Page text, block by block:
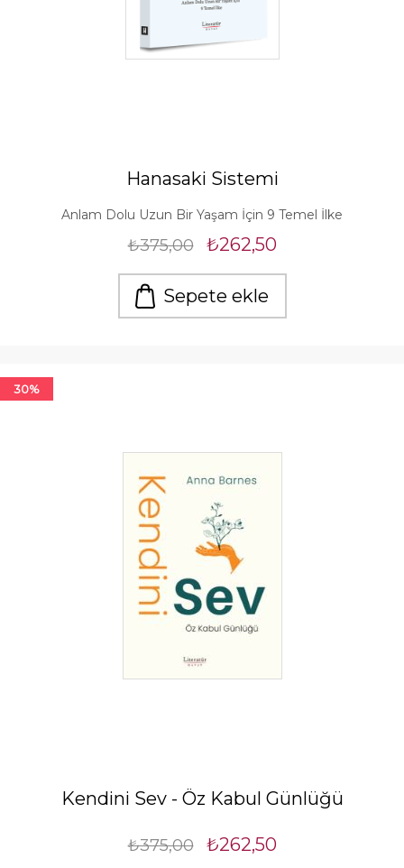
Hanasaki Sistemi
Anlam Dolu Uzun Bir Yaşam İçin 9 Temel İlke
₺375,00 ₺262,50
Sepete ekle
30%
Kendini Sev - Öz Kabul Günlüğü
₺375,00 ₺262,50